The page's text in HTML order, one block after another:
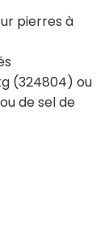
pierres à
(324804) ou
de sel de